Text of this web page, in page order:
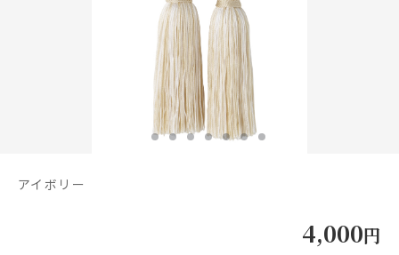
お見積り来店予約はこちら
法人のお客様へ
アイボリー
4,000円